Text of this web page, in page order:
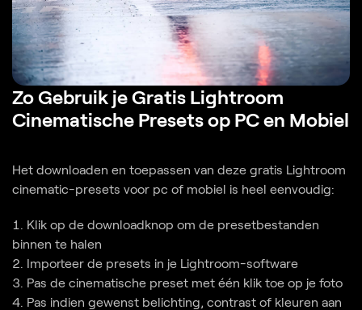
Zo Gebruik je Gratis Lightroom
Cinematische Presets op PC en Mobiel
Het downloaden en toepassen van deze gratis Lightroom
cinematic-presets voor pc of mobiel is heel eenvoudig:
Klik op de downloadknop om de presetbestanden
binnen te halen
Importeer de presets in je Lightroom-software
Pas de cinematische preset met één klik toe op je foto
Pas indien gewenst belichting, contrast of kleuren aan